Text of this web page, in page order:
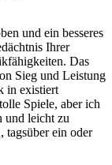
und ein besseres
Ihrer
Das
Sieg und Leistung
in existiert
Spiele, aber ich
und leicht zu
tagsüber ein oder